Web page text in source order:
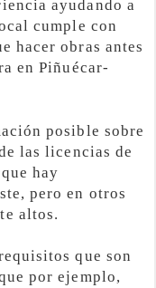
ayudando a
cumple con
hacer obras antes
en Piñuécar-
posible sobre
las licencias de
hay
pero en otros
altos.
que son
por ejemplo,